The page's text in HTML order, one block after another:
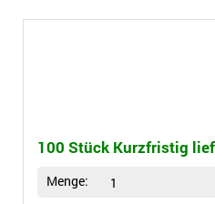
100 Stück Kurzfristig
Menge: 1